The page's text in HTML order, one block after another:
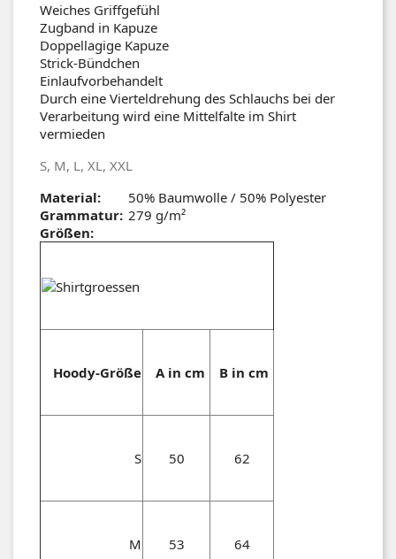
Weiches Griffgefühl
Zugband in Kapuze
Doppellagige Kapuze
Strick-Bündchen
Einlaufvorbehandelt
Durch eine Vierteldrehung des Schlauchs bei der
Verarbeitung wird eine Mittelfalte im Shirt
vermieden
S, M, L, XL, XXL
Material:
50% Baumwolle / 50% Polyester
Grammatur: 279 g/m²
Größen:
Hoody-Größe A in cm B in cm
S 50 62
M 53 64